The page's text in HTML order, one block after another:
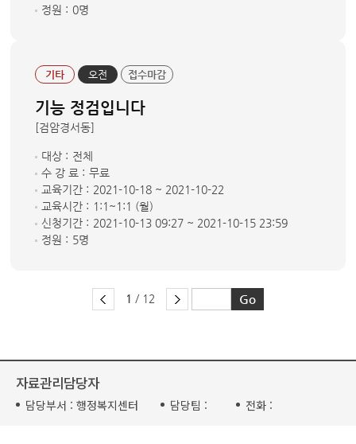
정원 : 0명
기타 오전 접수마감
기능 정검입니다
[검암경서동]
대상 : 전체
수 강 료 : 무료
교육기간 : 2021-10-18 ~ 2021-10-22
교육시간 : 1:1~1:1 (월)
신청기간 : 2021-10-13 09:27 ~ 2021-10-15 23:59
정원 : 5명
1 / 12
자료관리담당자
담당부서 : 행정복지센터 담당팀 : 전화 :